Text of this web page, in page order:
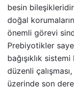
besin
doğal
önemli görevi
Prebiyotikler
bağışıklık
düzenli
üzerinde son